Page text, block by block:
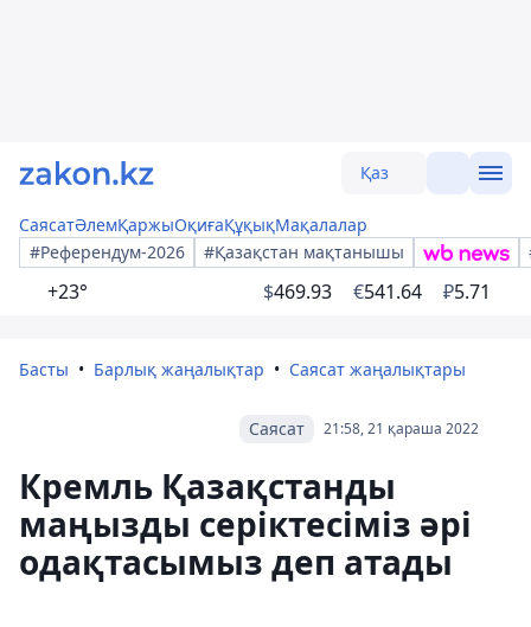
Қаз
СаясатӘлемҚаржыОқиғаҚұқықМақалалар
#Референдум-2026
#Қазақстан мақтанышы
+23° $469.93 €541.64 ₽5.71
Басты Барлық жаңалықтар Саясат жаңалықтары
21:58, 21 қараша 2022
Саясат
Кремль Қазақстанды
маңызды серіктесіміз әрі
одақтасымыз деп атады